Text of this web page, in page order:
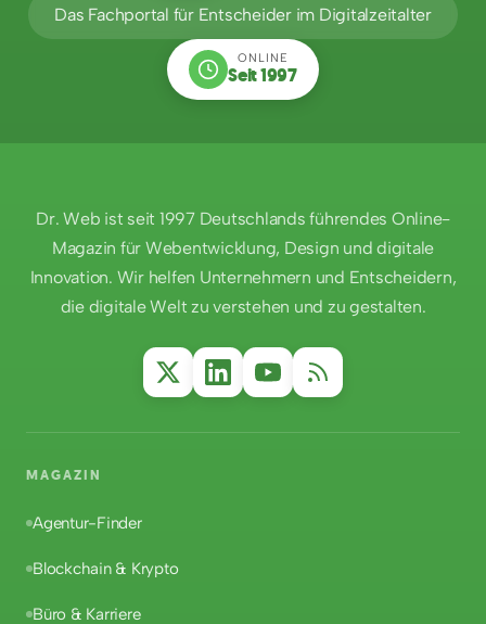
Das Fachportal für Entscheider im Digitalzeitalter
ONLINE
Seit 1997
Dr. Web ist seit 1997 Deutschlands führendes Online-
Magazin für Webentwicklung, Design und digitale
Innovation. Wir helfen Unternehmern und Entscheidern,
die digitale Welt zu verstehen und zu gestalten.
MAGAZIN
Agentur-Finder
Blockchain & Krypto
Büro & Karriere